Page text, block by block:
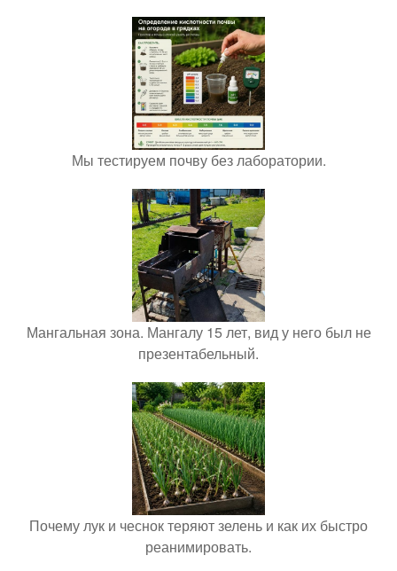
Мы тестируем почву без лаборатории.
Мангальная зона. Мангалу 15 лет, вид у него был не
презентабельный.
Почему лук и чеснок теряют зелень и как их быстро
реанимировать.